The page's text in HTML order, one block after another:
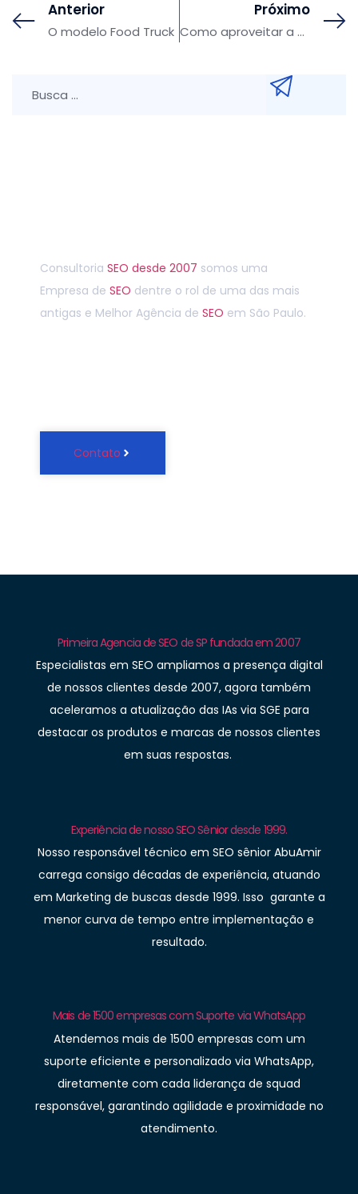
Anterior
O modelo Food Truck
Próximo
Como aproveitar a evolução digital para melhorar a receita do seu e-commerce
Consultoria SEO desde 2007 somos uma
Empresa de SEO dentre o rol de uma das mais
antigas e Melhor Agência de SEO em São Paulo.
Contato
Primeira Agencia de SEO de SP fundada em 2007
Especialistas em SEO ampliamos a presença digital
de nossos clientes desde 2007, agora também
aceleramos a atualização das IAs via SGE para
destacar os produtos e marcas de nossos clientes
em suas respostas.
Experiência de nosso SEO Sênior desde 1999.
Nosso responsável técnico em SEO sênior AbuAmir
carrega consigo décadas de experiência, atuando
em Marketing de buscas desde 1999. Isso garante a
menor curva de tempo entre implementação e
resultado.
Mais de 1500 empresas com Suporte via WhatsApp
Atendemos mais de 1500 empresas com um
suporte eficiente e personalizado via WhatsApp,
diretamente com cada liderança de squad
responsável, garantindo agilidade e proximidade no
atendimento.